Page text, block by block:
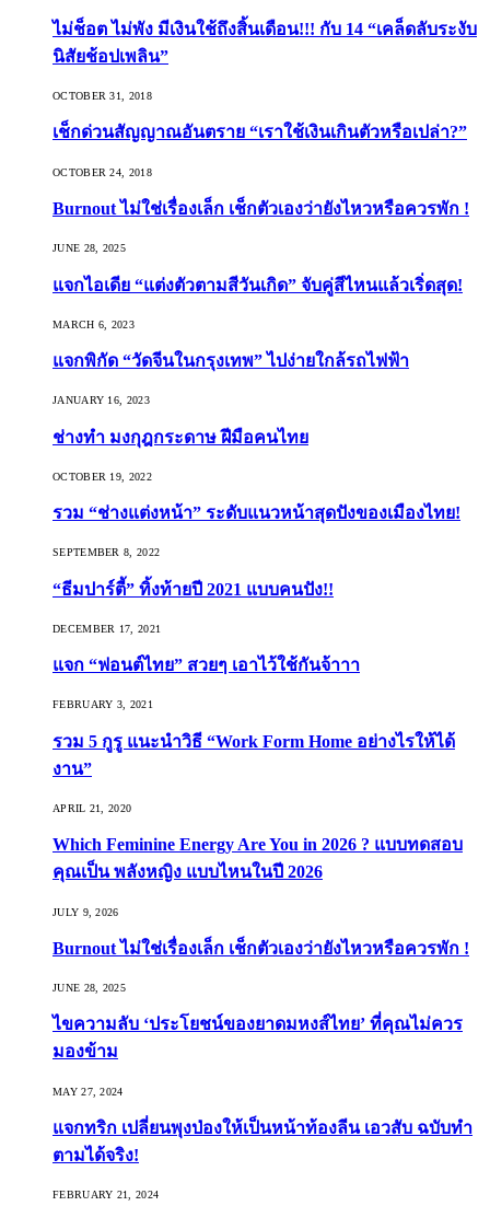
ไม่ช็อต ไม่พัง มีเงินใช้ถึงสิ้นเดือน!!! กับ 14 “เคล็ดลับระงับ
นิสัยช้อปเพลิน”
OCTOBER 31, 2018
เช็กด่วนสัญญาณอันตราย “เราใช้เงินเกินตัวหรือเปล่า?”
OCTOBER 24, 2018
Burnout ไม่ใช่เรื่องเล็ก เช็กตัวเองว่ายังไหวหรือควรพัก !
JUNE 28, 2025
แจกไอเดีย “แต่งตัวตามสีวันเกิด” จับคู่สีไหนแล้วเริ่ดสุด!
MARCH 6, 2023
แจกพิกัด “วัดจีนในกรุงเทพ” ไปง่ายใกล้รถไฟฟ้า
JANUARY 16, 2023
ช่างทำ มงกุฎกระดาษ ฝีมือคนไทย
OCTOBER 19, 2022
รวม “ช่างแต่งหน้า” ระดับแนวหน้าสุดปังของเมืองไทย!
SEPTEMBER 8, 2022
“ธีมปาร์ตี้” ทิ้งท้ายปี 2021 แบบคนปัง!!
DECEMBER 17, 2021
แจก “ฟอนต์ไทย” สวยๆ เอาไว้ใช้กันจ้าาา
FEBRUARY 3, 2021
รวม 5 กูรู แนะนำวิธี “Work Form Home อย่างไรให้ได้
งาน”
APRIL 21, 2020
Which Feminine Energy Are You in 2026 ? แบบทดสอบ
คุณเป็น พลังหญิง แบบไหนในปี 2026
JULY 9, 2026
Burnout ไม่ใช่เรื่องเล็ก เช็กตัวเองว่ายังไหวหรือควรพัก !
JUNE 28, 2025
ไขความลับ ‘ประโยชน์ของยาดมหงส์ไทย’ ที่คุณไม่ควร
มองข้าม
MAY 27, 2024
แจกทริก เปลี่ยนพุงป่องให้เป็นหน้าท้องลีน เอวสับ ฉบับทำ
ตามได้จริง!
FEBRUARY 21, 2024